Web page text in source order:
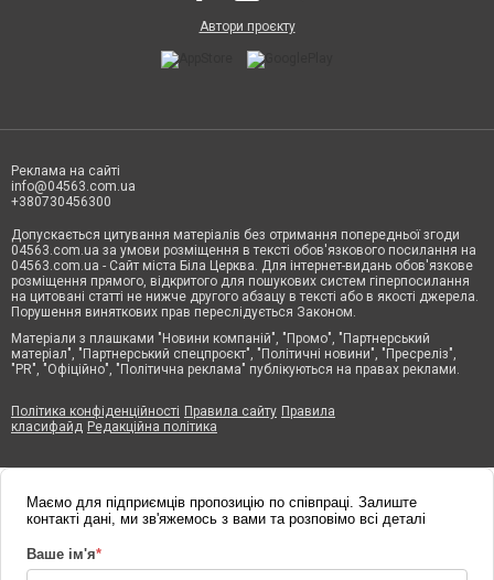
Автори проєкту
Реклама на сайті
info@04563.com.ua
+380730456300
Допускається цитування матеріалів без отримання попередньої згоди
04563.com.ua за умови розміщення в тексті обов'язкового посилання на
04563.com.ua - Сайт міста Біла Церква. Для інтернет-видань обов'язкове
розміщення прямого, відкритого для пошукових систем гіперпосилання
на цитовані статті не нижче другого абзацу в тексті або в якості джерела.
Порушення виняткових прав переслідується Законом.
Матеріали з плашками "Новини компаній", "Промо", "Партнерський
матеріал", "Партнерський спецпроєкт", "Політичні новини", "Пресреліз",
"PR", "Офіційно", "Політична реклама" публікуються на правах реклами.
Політика конфіденційності Правила сайту Правила
класифайд Редакційна політика
Маємо для підприємців пропозицію по співпраці. Залиште
контакті дані, ми зв'яжемось з вами та розповімо всі деталі
Ваше ім'я*